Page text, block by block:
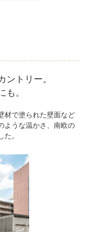
トリー。
。
材で塗られた壁面など
ような温かさ、南欧の
。